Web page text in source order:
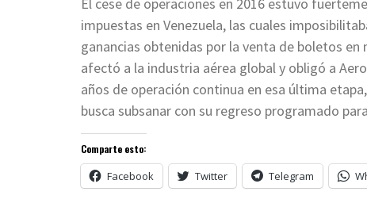
impuestas en Venezuela, las cuales
ganancias obtenidas por la venta de boletos en
afectó a la industria aérea global y obligó a
años de operación continua en esa última
busca subsanar con su regreso programado
Comparte esto:
Facebook Twitter Telegram